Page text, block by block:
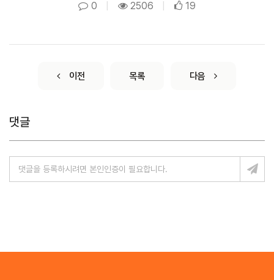
0 2506 19
이전 목록 다음
댓글